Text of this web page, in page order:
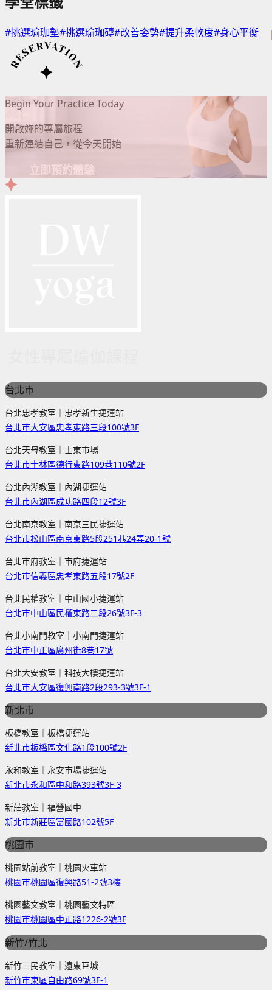
#挑選瑜珈墊#挑選瑜珈磚#改善姿勢#提升柔軟度#身心平衡
Begin Your Practice Today
開啟妳的專屬旅程
重新連結自己，從今天開始
立即預約體驗
台北市
台北忠孝教室｜忠孝新生捷運站
台北市大安區忠孝東路三段100號3F
台北天母教室｜士東市場
台北市士林區德行東路109巷110號2F
台北內湖教室｜內湖捷運站
台北市內湖區成功路四段12號3F
台北南京教室｜南京三民捷運站
台北市松山區南京東路5段251巷24弄20-1號
台北市府教室｜市府捷運站
台北市信義區忠孝東路五段17號2F
台北民權教室｜中山國小捷運站
台北市中山區民權東路二段26號3F-3
台北小南門教室｜小南門捷運站
台北市中正區廣州街8巷17號
台北大安教室｜科技大樓捷運站
台北市大安區復興南路2段293-3號3F-1
新北市
板橋教室｜板橋捷運站
新北市板橋區文化路1段100號2F
永和教室｜永安市場捷運站
新北市永和區中和路393號3F-3
新莊教室｜福營國中
新北市新莊區富國路102號5F
桃園市
桃園站前教室｜桃園火車站
桃園市桃園區復興路51-2號3樓
桃園藝文教室｜桃園藝文特區
桃園市桃園區中正路1226-2號3F
新竹/竹北
新竹三民教室｜遠東巨城
新竹市東區自由路69號3F-1